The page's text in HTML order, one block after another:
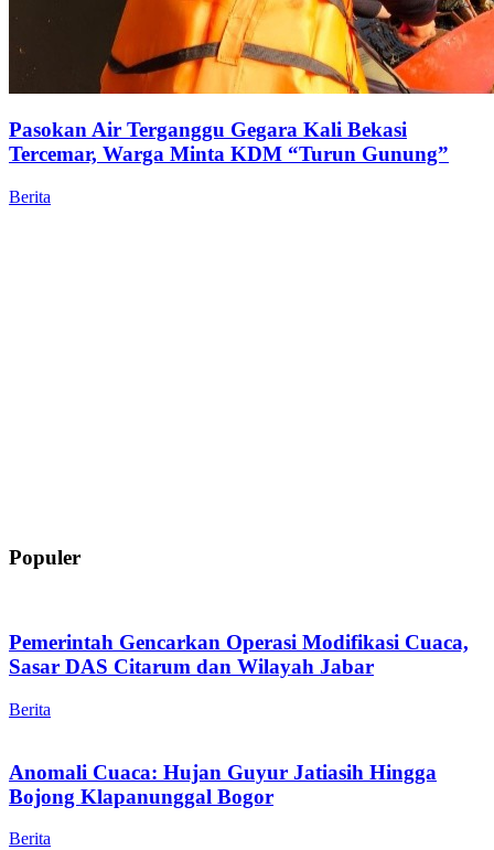
Pasokan Air Terganggu Gegara Kali Bekasi
Tercemar, Warga Minta KDM “Turun Gunung”
Berita
Populer
Pemerintah Gencarkan Operasi Modifikasi Cuaca,
Sasar DAS Citarum dan Wilayah Jabar
Berita
Anomali Cuaca: Hujan Guyur Jatiasih Hingga
Bojong Klapanunggal Bogor
Berita